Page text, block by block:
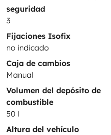
seguridad
3
Fijaciones Isofix
no indicado
Caja de cambios
Manual
Volumen del depósito de
combustible
50 l
Altura del vehículo
Pago en varios plazos
Disponible en
Google Play